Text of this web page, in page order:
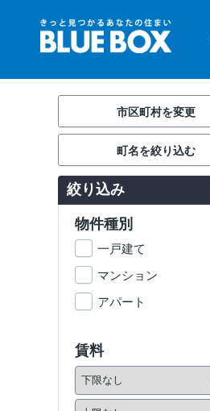
市区町村を変更
町名を絞り込む
絞り込み
物件種別
一戸建て
マンション
アパート
賃料